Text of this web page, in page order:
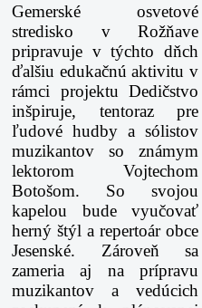
Gemerské osvetové
stredisko v Rožňave
pripravuje v týchto dňch
ďalšiu edukačnú aktivitu v
rámci projektu Dedičstvo
inšpiruje, tentoraz pre
ľudové hudby a sólistov
muzikantov so známym
lektorom Vojtechom
Botošom. So svojou
kapelou bude vyučovať
herný štýl a repertoár obce
Jesenské. Zároveň sa
zameria aj na prípravu
muzikantov a vedúcich